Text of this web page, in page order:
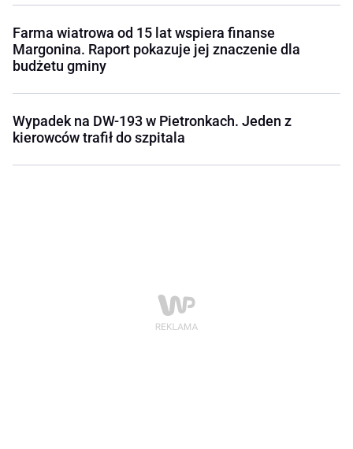
Farma wiatrowa od 15 lat wspiera finanse
Margonina. Raport pokazuje jej znaczenie dla
budżetu gminy
Wypadek na DW-193 w Pietronkach. Jeden z
kierowców trafił do szpitala